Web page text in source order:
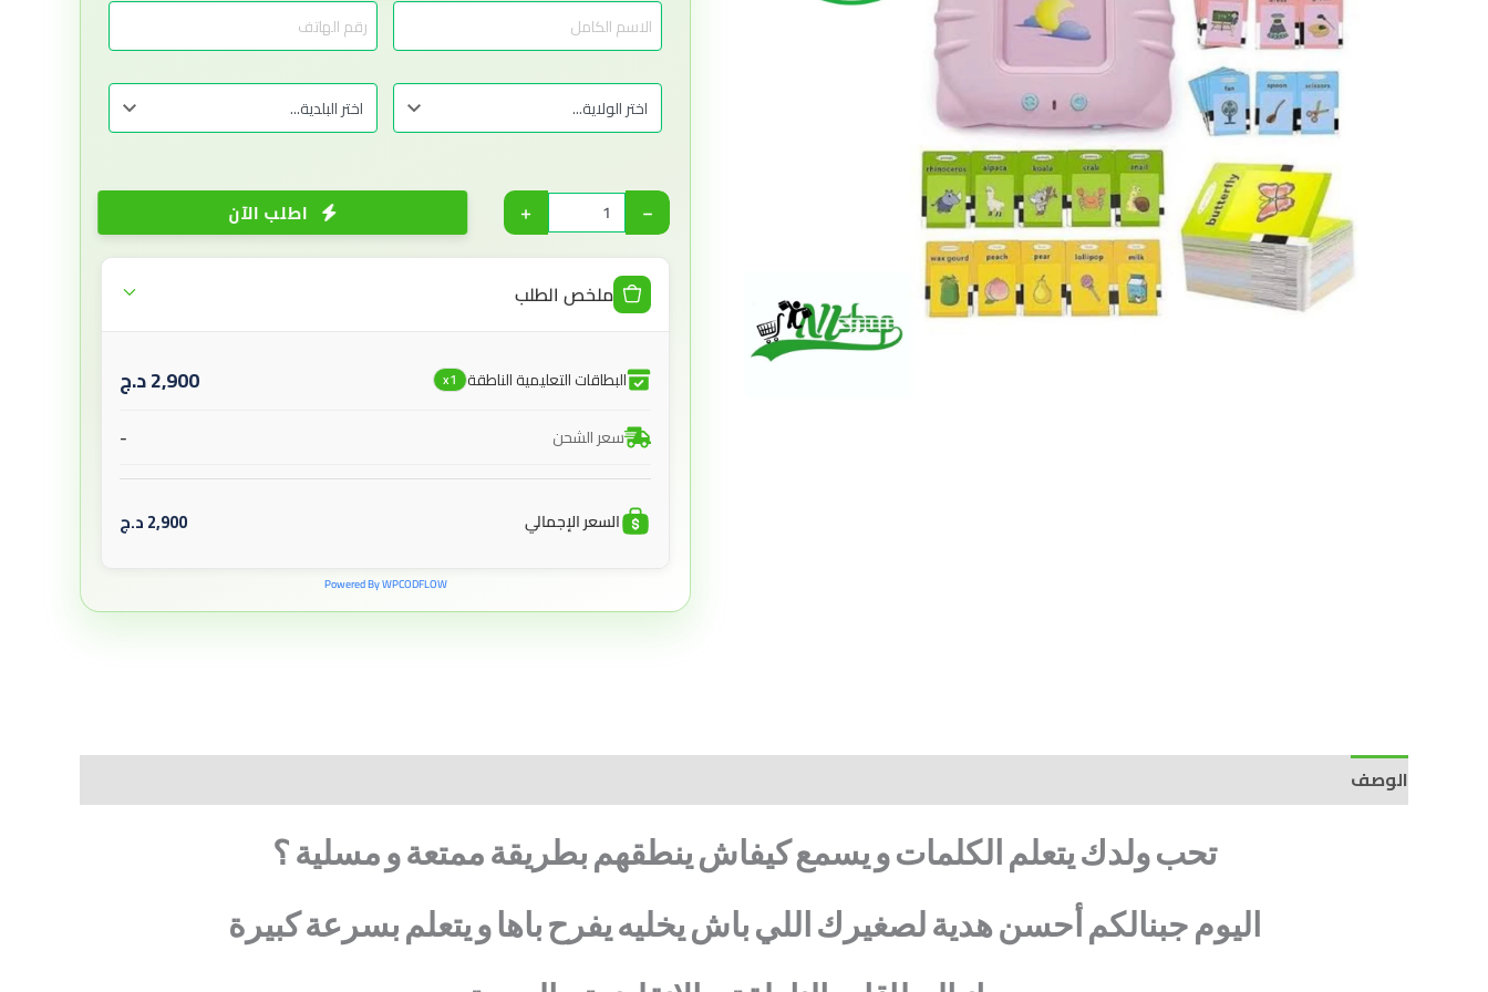
−
+ اطلب الآن
ملخص الطلب
البطاقات التعليمية الناطقة x1
2,900د.ج
سعر الشحن -
السعر الإجمالي 2,900د.ج
Powered By WPCODFLOW
الوصف
تحبولدك يتعلم الكلماتو يسمعكيفاش ينطقهم بطريقة ممتعةو مسلية ؟
اليوم جبنالكم أحسنهدية لصغيرك اللي باش يخليه يفرح باها و يتعلم بسرعةكبيرة